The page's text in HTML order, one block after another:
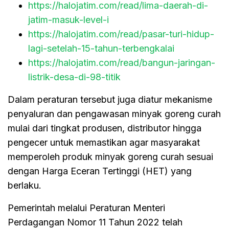
https://halojatim.com/read/lima-daerah-di-
jatim-masuk-level-i
https://halojatim.com/read/pasar-turi-hidup-
lagi-setelah-15-tahun-terbengkalai
https://halojatim.com/read/bangun-jaringan-
listrik-desa-di-98-titik
Dalam peraturan tersebut juga diatur mekanisme
penyaluran dan pengawasan minyak goreng curah
mulai dari tingkat produsen, distributor hingga
pengecer untuk memastikan agar masyarakat
memperoleh produk minyak goreng curah sesuai
dengan Harga Eceran Tertinggi (HET) yang
berlaku.
Pemerintah melalui Peraturan Menteri
Perdagangan Nomor 11 Tahun 2022 telah